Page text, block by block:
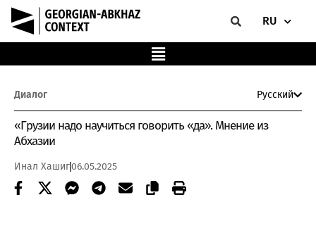
RU
Диалог Русский
«Грузии надо научиться говорить «да». Мнение из
Абхазии
Инал Хашиг06.05.2025